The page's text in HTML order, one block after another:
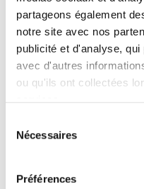
partageons également
notre site avec nos
publicité et d'analyse,
avec d'autres
ou qu'ils ont collectées
Nécessaires
Préférences
Ce manuel pratique
théoriques,
gestion de budget
acquérir lors de leur
Divisé en parties et
nouvelle édition